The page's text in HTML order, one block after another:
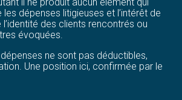
les dépenses litigieuses et l’intérêt de
l’identité des clients rencontrés ou
évoquées.
ne sont pas déductibles,
Une position ici, confirmée par le